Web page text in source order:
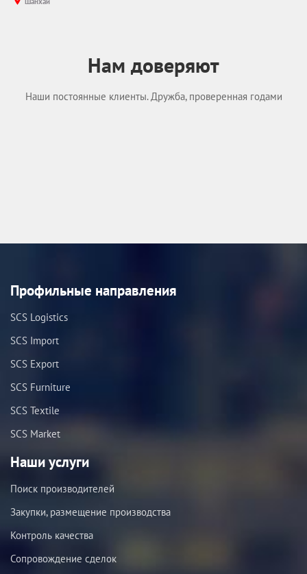
Нам доверяют
Наши постоянные клиенты. Дружба, проверенная годами
Профильные направления
SCS Logistics
SCS Import
SCS Export
SCS Furniture
SCS Textile
SCS Market
Наши услуги
Поиск производителей
Закупки, размещение производства
Контроль качества
Сопровождение сделок